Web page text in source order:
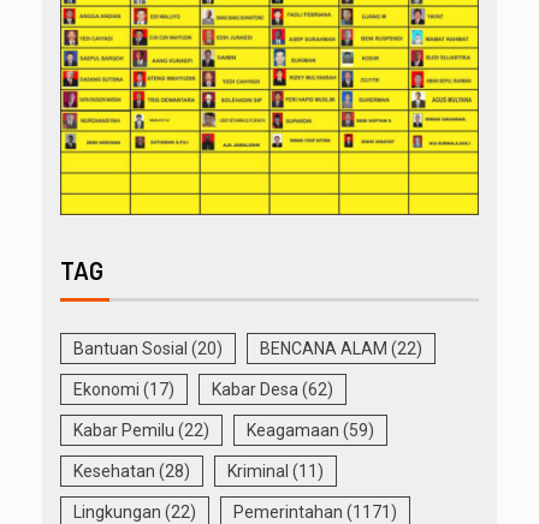
TAG
Bantuan Sosial (20) BENCANA ALAM (22)
Ekonomi (17) Kabar Desa(62)
Kabar Pemilu (22) Keagamaan (59)
Kesehatan (28) Kriminal (11)
Lingkungan (22) Pemerintahan (1171)